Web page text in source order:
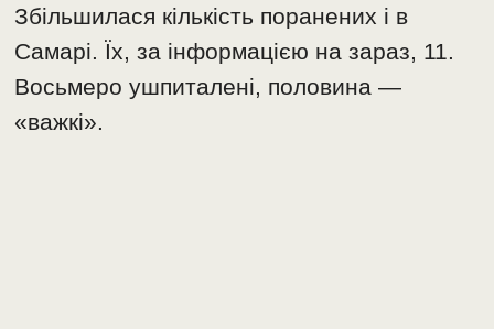
Збільшилася кількість поранених і в
Самарі. Їх, за інформацією на зараз, 11.
Восьмеро ушпиталені, половина —
«важкі».